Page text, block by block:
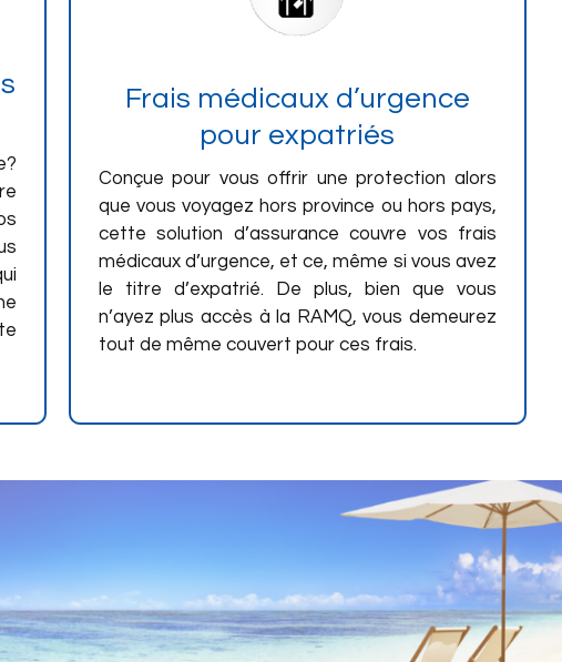
Frais médicaux d’urgence
pour expatriés
Conçue pour vous offrir une protection alors
que vous voyagez hors province ou hors pays,
cette solution d’assurance couvre vos frais
médicaux d’urgence, et ce, même si vous avez
le titre d’expatrié. De plus, bien que vous
n’ayez plus accès à la RAMQ, vous demeurez
tout de même couvert pour ces frais.